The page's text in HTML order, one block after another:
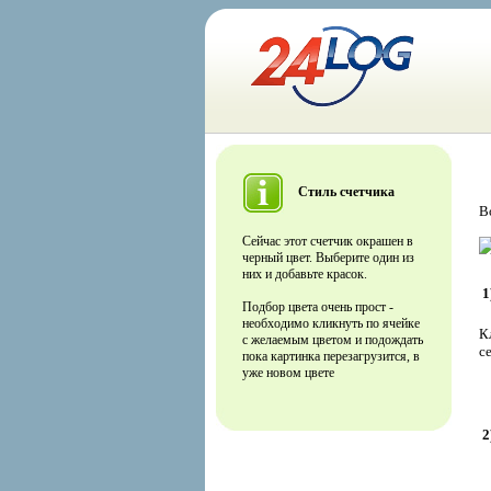
Стиль счетчика
Сейчас этот счетчик окрашен в
черный цвет. Выберите один из
них и добавьте красок.
Подбор цвета очень прост -
необходимо кликнуть по ячейке
с желаемым цветом и подождать
пока картинка перезагрузится, в
уже новом цвете